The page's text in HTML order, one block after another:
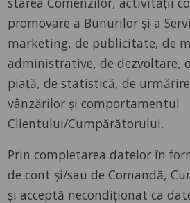
promovare a Bunurilor și a
marketing, de publicitate, de
administrative, de dezvoltare,
piață, de statistică, de
vânzărilor și comportamentul
Clientului/Cumpărătorului.
Prin completarea datelor în
de cont și/sau de Comandă,
și acceptă necondiționat ca